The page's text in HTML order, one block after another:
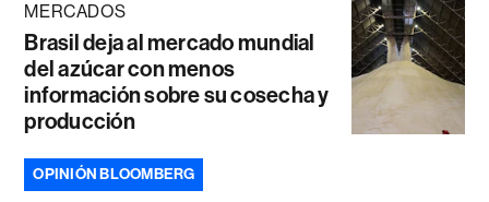
MERCADOS
Brasil deja al mercado mundial
del azúcar con menos
información sobre su cosecha y
producción
OPINIÓN BLOOMBERG